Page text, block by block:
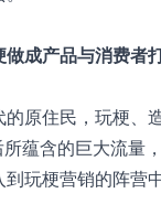
做成产品与消费者
的原住民，玩梗、
所蕴含的巨大流量
玩梗营销的阵营中